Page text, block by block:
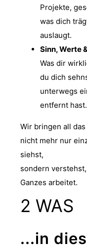
Projekte,
was dich
auslaugt.
Sinn, Werte
Was dir
du dich
unterwegs
entfernt hast.
Wir bringen all das
nicht mehr nur
siehst,
sondern
Ganzes arbeitet.
2 WAS
...in